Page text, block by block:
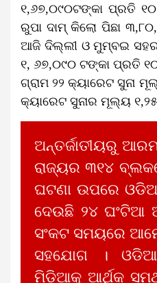
୧,୬୭,୦୯୦ଟଙ୍କା ପ୍ରତି
ରୁପା ଦାମ୍ କିଲୋ ପିଛା
ଆଜି ଦିଲ୍ଲୀ ଓ ମୁମ୍ବଇ
୧, ୬୭,୦୯୦ ଟଙ୍କା ପ୍ରତି
ଗ୍ରାମ ୨୨ କ୍ୟାରେଟ ସୁନା
କ୍ୟାରେଟ ସୁନାର ମୂଲ୍ୟ
ଅନ୍ତର୍ଜାତୀୟରୁ
ରାଜ୍ୟର ୩୧୪
ଘଟଣା ଉପରେ
ଦେଉଛି ୨୪ ଘଂଟିଆ
ସଂକଟ ସମୟରେ
ସହଯୋଗ ।
ମିଡିଆକୁ ଆର୍ଥିକ